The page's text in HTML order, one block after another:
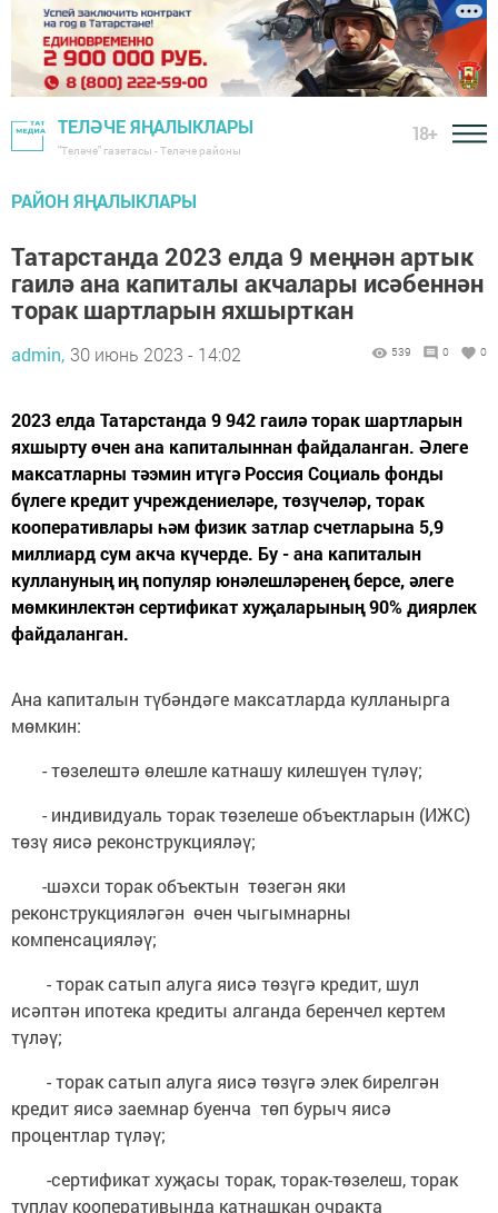
ТЕЛӘЧЕ ЯҢАЛЫКЛАРЫ
"Теләче" газетасы - Теләче районы
18+
РАЙОН ЯҢАЛЫКЛАРЫ
Татарстанда 2023 елда 9 меңнән артык
гаилә ана капиталы акчалары исәбеннән
торак шартларын яхшырткан
admin, 30 июнь 2023 - 14:02 539 0 0
2023 елда Татарстанда 9 942 гаилә торак шартларын
яхшырту өчен ана капиталыннан файдаланган. Әлеге
максатларны тәэмин итүгә Россия Социаль фонды
бүлеге кредит учреждениеләре, төзүчеләр, торак
кооперативлары һәм физик затлар счетларына 5,9
миллиард сум акча күчерде. Бу - ана капиталын
куллануның иң популяр юнәлешләренең берсе, әлеге
мөмкинлектән сертификат хуҗаларының 90% диярлек
файдаланган.
Ана капиталын түбәндәге максатларда кулланырга
мөмкин:
- төзелештә өлешле катнашу килешүен түләү;
- индивидуаль торак төзелеше объектларын (ИЖС)
төзү яисә реконструкцияләү;
-шәхси торак объектын төзегән яки
реконструкцияләгән өчен чыгымнарны
компенсацияләү;
- торак сатып алуга яисә төзүгә кредит, шул
исәптән ипотека кредиты алганда беренчел кертем
түләү;
- торак сатып алуга яисә төзүгә элек бирелгән
кредит яисә заемнар буенча төп бурыч яисә
процентлар түләү;
-сертификат хуҗасы торак, торак-төзелеш, торак
туплау кооперативында катнашкан очракта